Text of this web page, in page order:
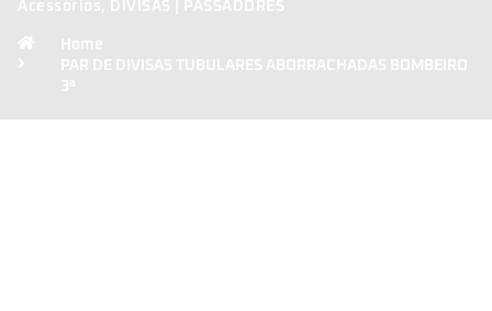
Acessórios, DIVISAS | PASSADORES
Home
PAR DE DIVISAS TUBULARES ABORRACHADAS BOMBEIRO
3ª